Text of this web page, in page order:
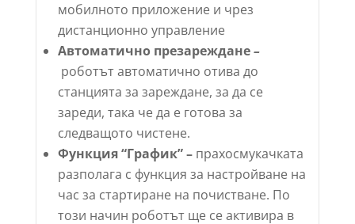
мобилното приложение и чрез
дистанционно управление
Автоматично презареждане–
роботът автоматично отива до
станцията за зареждане, за да се
зареди, така че да е готова за
следващото чистене.
Функция “График”–прахосмукачката
разполага с функция за настройване на
час за стартиране на почистване. По
този начин роботът ще се активира в